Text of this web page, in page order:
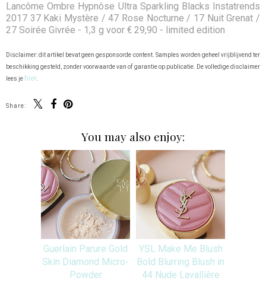
Lancôme Ombre Hypnôse Ultra Sparkling Blacks Instatrends
2017 37 Kaki Mystère / 47 Rose Nocturne / 17 Nuit Grenat /
27 Soirée Givrée - 1,3 g voor € 29,90 - limited edition
Disclaimer: dit artikel bevat geen gesponsorde content. Samples worden geheel vrijblijvend ter
beschikking gesteld, zonder voorwaarde van of garantie op publicatie. De volledige disclaimer
lees je hier.
Share:
You may also enjoy:
Guerlain Parure Gold
Skin Diamond Micro-
Powder
YSL Make Me Blush
Bold Blurring Blush in
44 Nude Lavallière